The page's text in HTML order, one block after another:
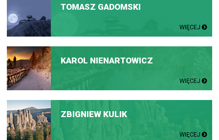
TOMASZ GADOMSKI
WIĘCEJ
KAROL NIENARTOWICZ
WIĘCEJ
ZBIGNIEW KULIK
WIĘCEJ